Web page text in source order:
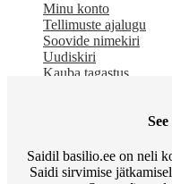
Minu konto
Tellimuste ajalugu
Soovide nimekiri
Uudiskiri
Kauba tagastus
pakub kaupu
loodame, et meie uued
Saidil basilio.ee on neli
Saidi sirvimise